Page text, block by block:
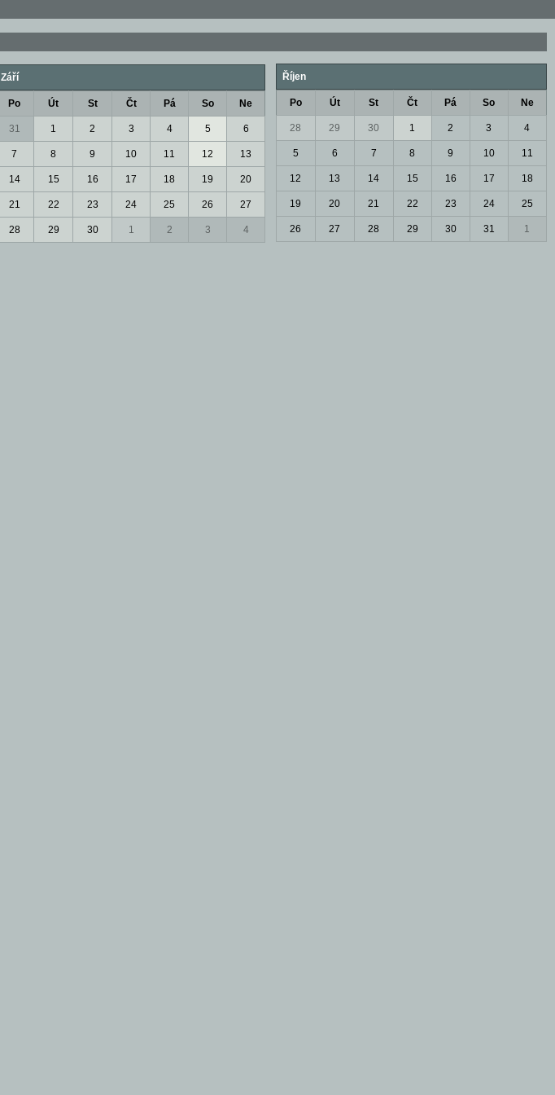
Září
Po Út St Čt Pá So Ne
31 1 2 3 4 5 6
7 8 9 10 11 12 13
14 15 16 17 18 19 20
21 22 23 24 25 26 27
28 29 30 1 2 3 4
Říjen
Po Út St Čt Pá So Ne
28 29 30 1 2 3 4
5 6 7 8 9 10 11
12 13 14 15 16 17 18
19 20 21 22 23 24 25
26 27 28 29 30 31 1